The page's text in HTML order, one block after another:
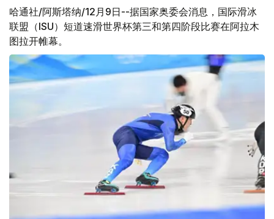
哈通社/阿斯塔纳/12月9日--据国家奥委会消息，国际滑冰
联盟（ISU）短道速滑世界杯第三和第四阶段比赛在阿拉木
图拉开帷幕。